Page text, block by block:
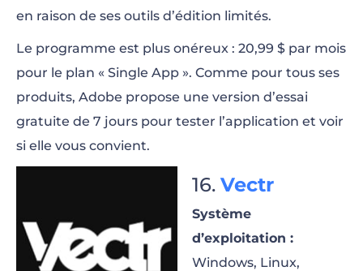
en raison de ses outils d’édition limités.
Le programme est plus onéreux : 20,99 $ par mois
pour le plan « Single App ». Comme pour tous ses
produits, Adobe propose une version d’essai
gratuite de 7 jours pour tester l’application et voir
si elle vous convient.
Vectr
Système
d’exploitation :
Windows, Linux,